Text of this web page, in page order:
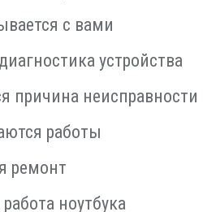
с вами
устройства
причина неисправности
работы
ремонт
ноутбука